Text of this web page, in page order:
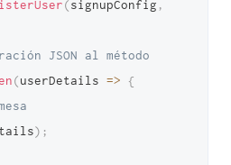
(signupConfig ,
(userDetails =>
{
) ;